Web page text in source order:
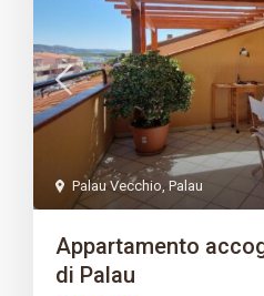
Palau Vecchio,Palau
Appartamento
di Palau